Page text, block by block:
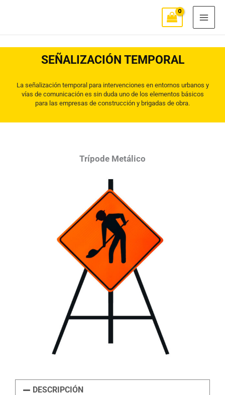
SEÑALIZACIÓN TEMPORAL
La señalización temporal para intervenciones en entornos urbanos y
vías de comunicación es sin duda uno de los elementos básicos
para las empresas de construcción y brigadas de obra.
Trípode Metálico
DESCRIPCIÓN